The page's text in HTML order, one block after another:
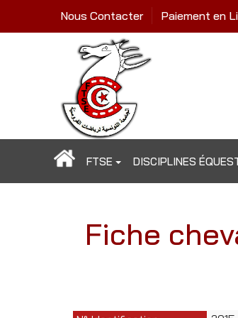
Nous Contacter Paiement en
FTSE DISCIPLINES
Fiche